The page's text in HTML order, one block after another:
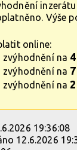
Výše
online:
zvýhodnění na
zvýhodnění na
zvýhodnění na
19:36:08
12.6.2026